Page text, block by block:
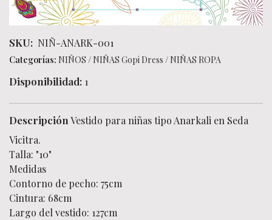
SKU: NIÑ-ANARK-001
Categorías: NIÑOS / NIÑAS Gopi Dress / NIÑAS ROPA
Disponibilidad: 1
DescripciónVestido para niñas tipo Anarkali en Seda
Vicitra.
Talla: "10"
Medidas
Contorno de pecho: 75cm
Cintura: 68cm
Largo del vestido: 127cm